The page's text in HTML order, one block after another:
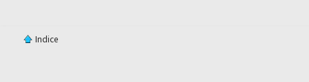
Indice